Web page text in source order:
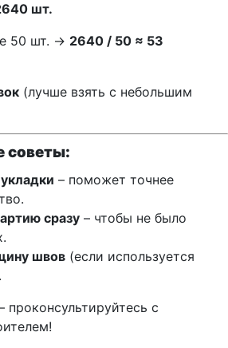
шт.
50 шт. → 2640 / 50 ≈ 53
(лучше взять с небольшим
советы:
– поможет точнее
сразу – чтобы не было
швов (если используется
проконсультируйтесь с